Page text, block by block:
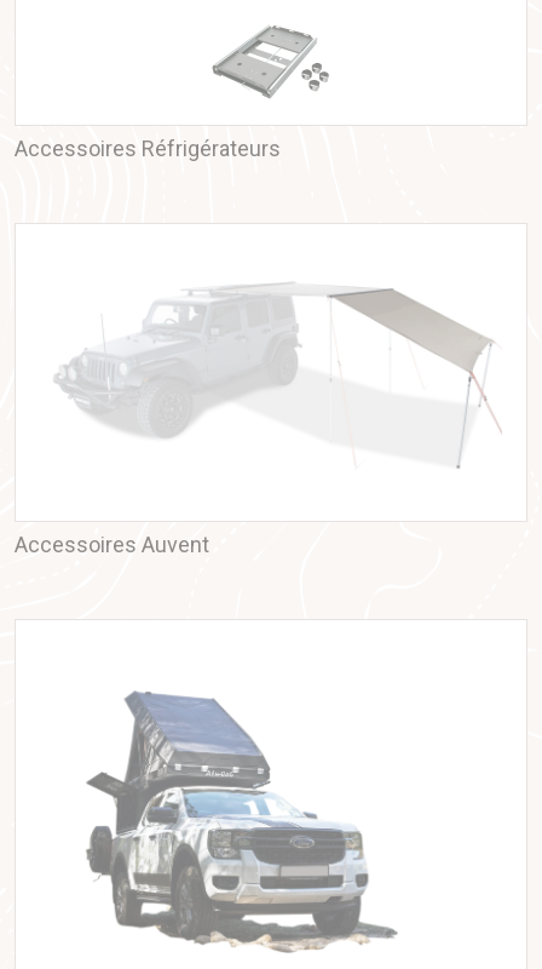
Accessoires Réfrigérateurs
Accessoires Auvent